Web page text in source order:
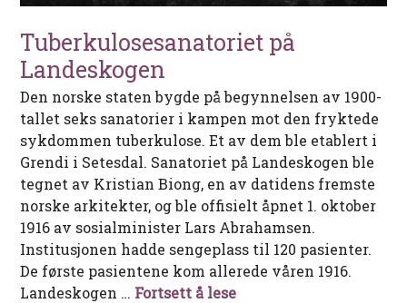
Tuberkulosesanatoriet på
Landeskogen
Den norske staten bygde på begynnelsen av 1900-
tallet seks sanatorier i kampen mot den fryktede
sykdommen tuberkulose. Et av dem ble etablert i
Grendi i Setesdal. Sanatoriet på Landeskogen ble
tegnet av Kristian Biong, en av datidens fremste
norske arkitekter, og ble offisielt åpnet 1. oktober
1916 av sosialminister Lars Abrahamsen.
Institusjonen hadde sengeplass til 120 pasienter.
De første pasientene kom allerede våren 1916.
Landeskogen … Fortsett å leseTuberkulosesanatoriet